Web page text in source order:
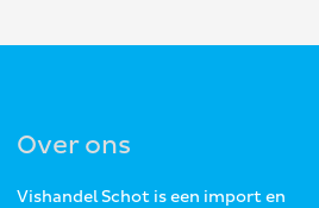
Over ons
Vishandel Schot is een import en